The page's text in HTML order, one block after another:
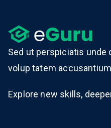
Sed ut perspiciatis
volup tatem
Explore new skills,